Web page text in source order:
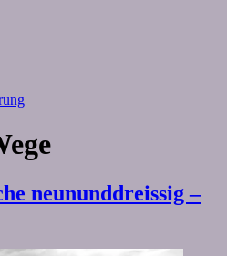
neununddreissig –